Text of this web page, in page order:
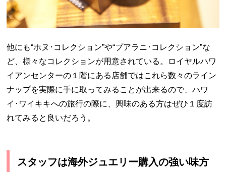
他にも“ホヌ･コレクション”や“プアラニ･コレクション”な
ど、様々なコレクションが用意されている。ロイヤルハワ
イアンセンターの１階にある店舗ではこれら数々のライン
ナップを実際に手に取ってみることが出来るので、ハワ
イ･ワイキキへの旅行の際に、興味のある方はぜひ１度訪
れてみると良いだろう。
スタッフは海外ジュエリー購入の強い味方